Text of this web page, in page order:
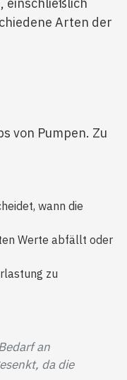
Arten der
von Pumpen. Zu
wann die
Werte abfällt oder
zu
an
da die